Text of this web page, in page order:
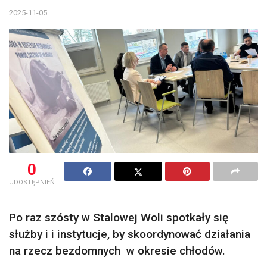
2025-11-05
0
UDOSTĘPNIEŃ
Po raz szósty w Stalowej Woli spotkały się
służby i i instytucje, by skoordynować działania
na rzecz bezdomnych w okresie chłodów.